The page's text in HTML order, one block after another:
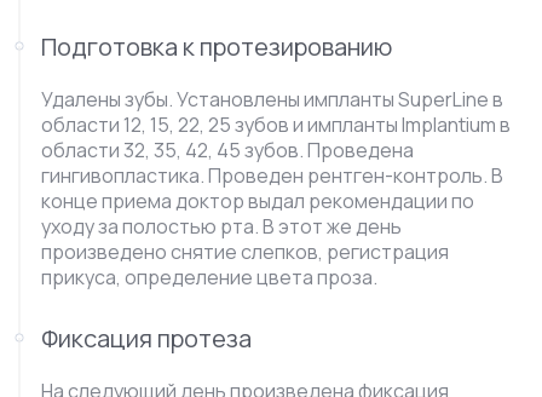
Подготовка к протезированию
Удалены зубы. Установлены импланты SuperLine в
области 12, 15, 22, 25 зубов и импланты Implantium в
области 32, 35, 42, 45 зубов. Проведена
гингивопластика. Проведен рентген-контроль. В
конце приема доктор выдал рекомендации по
уходу за полостью рта. В этот же день
произведено снятие слепков, регистрация
прикуса, определение цвета проза.
Фиксация протеза
На следующий день произведена фиксация